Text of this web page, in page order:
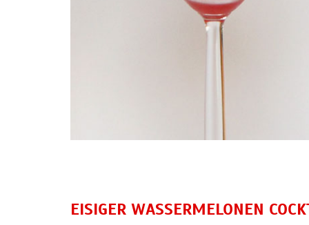
EISIGER WASSERMELONEN